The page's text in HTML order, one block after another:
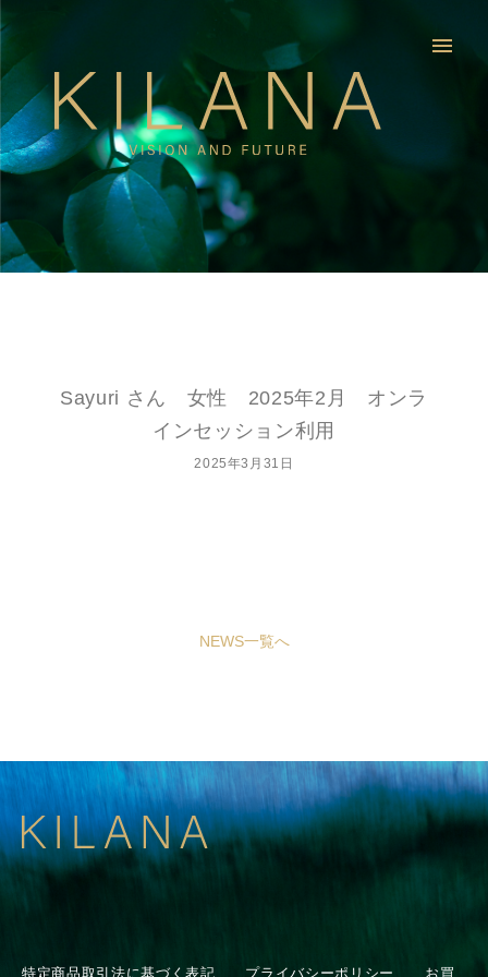
menu
Sayuri さん 女性 2025年2月 オンラ
インセッション利用
2025年3月31日
NEWS一覧へ
特定商品取引法に基づく表記 プライバシーポリシー お買